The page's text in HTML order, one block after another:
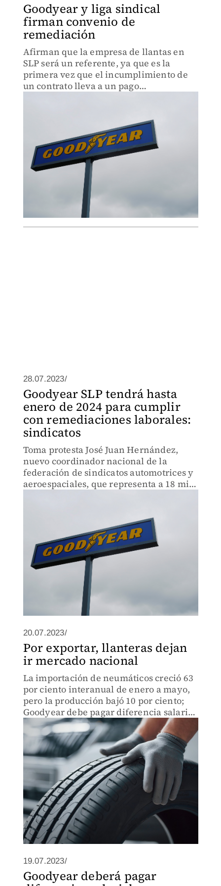
Goodyear y liga sindical
firman convenio de
remediación
Afirman que la empresa de llantas en
SLP será un referente, ya que es la
primera vez que el incumplimiento de
un contrato lleva a un pago
28.07.2023/
Goodyear SLP tendrá hasta
enero de 2024 para cumplir
con remediaciones laborales:
sindicatos
Toma protesta José Juan Hernández,
nuevo coordinador nacional de la
federación de sindicatos automotrices y
aeroespaciales, que representa a 18 mil
20.07.2023/
Por exportar, llanteras dejan
ir mercado nacional
La importación de neumáticos creció 63
por ciento interanual de enero a mayo,
pero la producción bajó 10 por ciento;
Goodyear debe pagar diferencia salarial
en planta de SLP.
19.07.2023/
Goodyear deberá pagar